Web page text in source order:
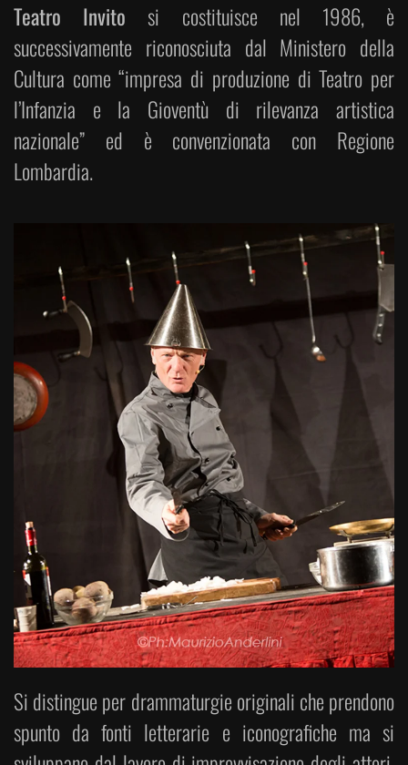
Teatro Invito si costituisce nel 1986, è
successivamente riconosciuta dal Ministero della
Cultura come “impresa di produzione di Teatro per
l’Infanzia e la Gioventù di rilevanza artistica
nazionale” ed è convenzionata con Regione
Lombardia.
Si distingue per drammaturgie originali che prendono
spunto da fonti letterarie e iconografiche ma si